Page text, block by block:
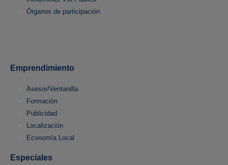
Órganos de participación
Emprendimiento
Asesor/Ventanilla
Formación
Publicidad
Localización
Economía Local
Especiales